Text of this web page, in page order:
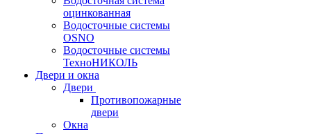
оцинкованная
Водосточные системы
OSNO
Водосточные системы
ТехноНИКОЛЬ
Двери и окна
Двери
Противопожарные
двери
Окна